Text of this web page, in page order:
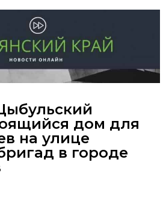
дом для
на улице
в городе